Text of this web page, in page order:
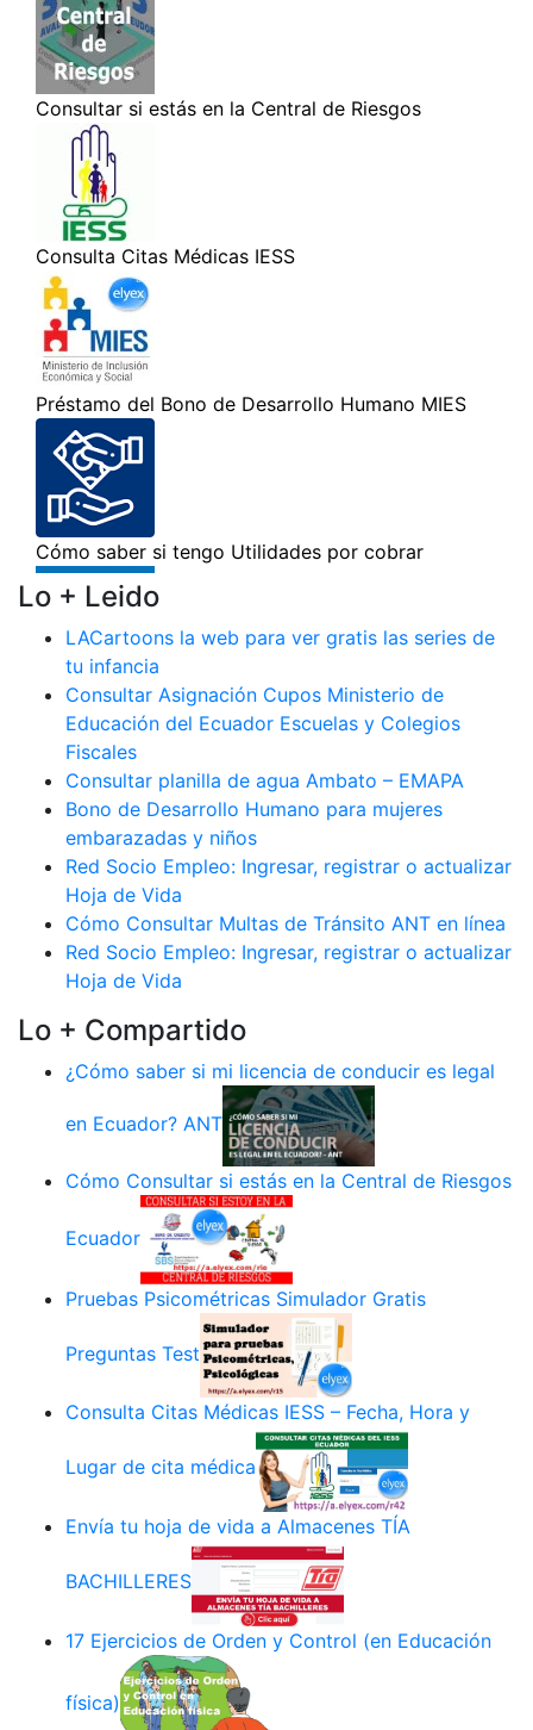
Lo + Leido
LACartoons la web para ver gratis las series de
tu infancia
Consultar Asignación Cupos Ministerio de
Educación del Ecuador Escuelas y Colegios
Fiscales
Consultar planilla de agua Ambato – EMAPA
Bono de Desarrollo Humano para mujeres
embarazadas y niños
Red Socio Empleo: Ingresar, registrar o actualizar
Hoja de Vida
Cómo Consultar Multas de Tránsito ANT en línea
Red Socio Empleo: Ingresar, registrar o actualizar
Hoja de Vida
Lo + Compartido
¿Cómo saber si mi licencia de conducir es legal
en Ecuador? ANT
Cómo Consultar si estás en la Central de Riesgos
Ecuador
Pruebas Psicométricas Simulador Gratis
Preguntas Test
Consulta Citas Médicas IESS – Fecha, Hora y
Lugar de cita médica
Envía tu hoja de vida a Almacenes TÍA
BACHILLERES
17 Ejercicios de Orden y Control (en Educación
física)